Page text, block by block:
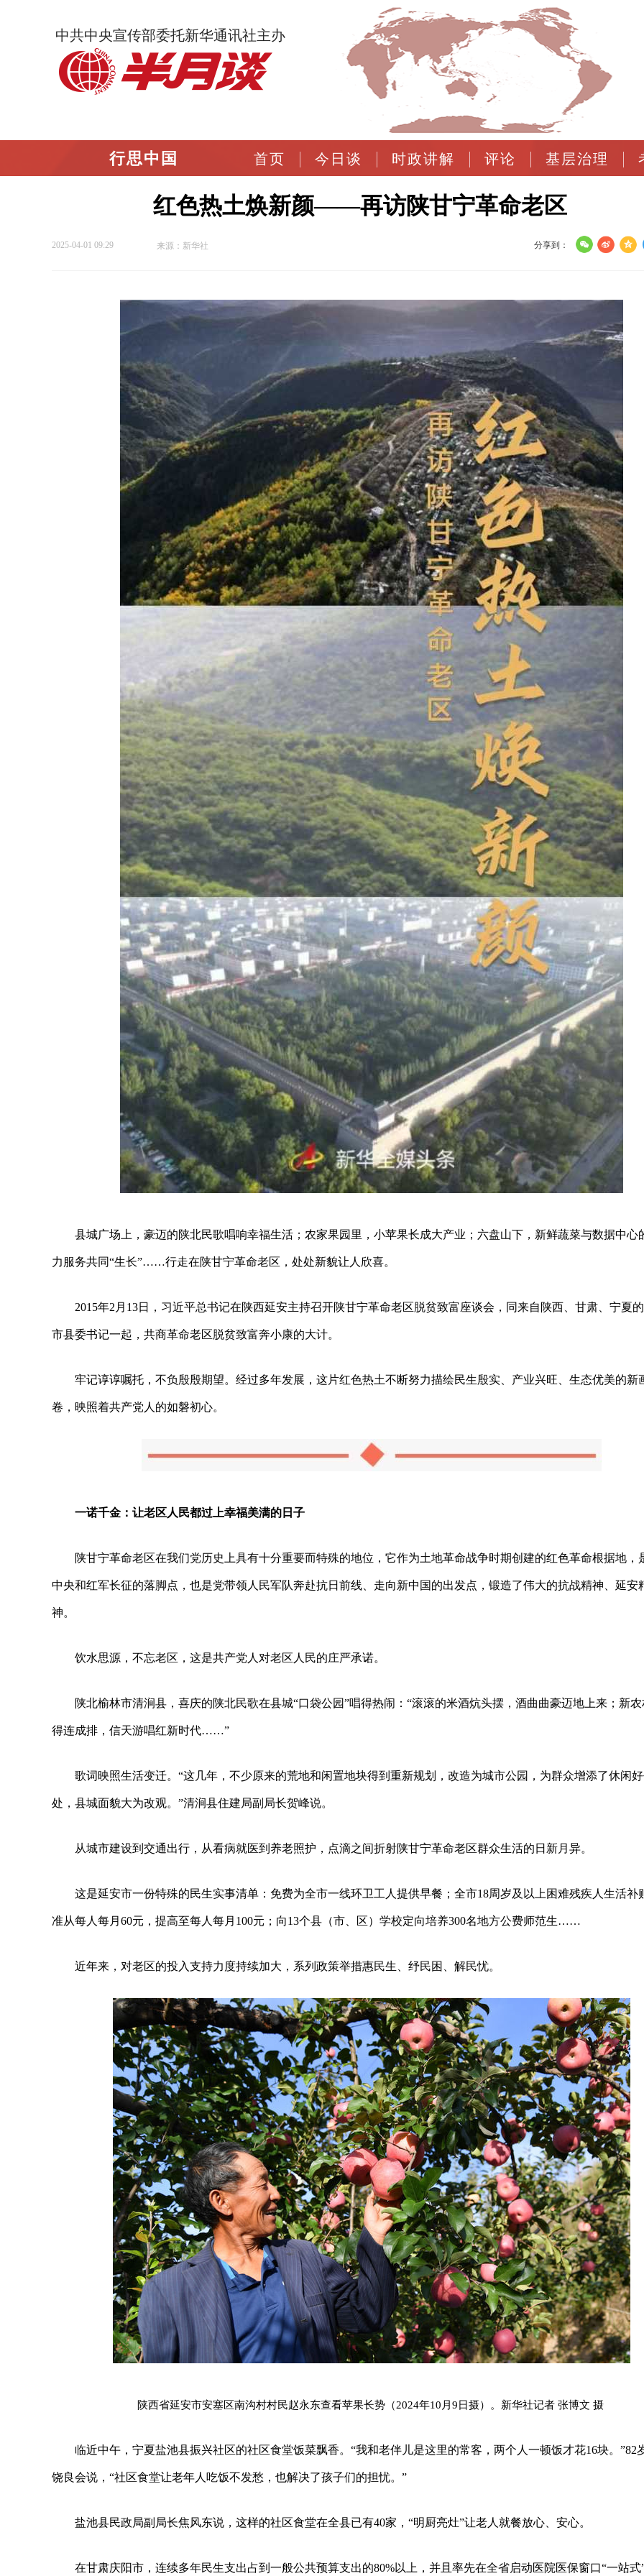
中共中央宣传部委托新华通讯社主办
行思中国 首页 今日谈 时政讲解 评论 基层治理
红色热土焕新颜——再访陕甘宁革命老区
2025-04-01 09:29 来源：新华社 分享到：
县城广场上，豪迈的陕北民歌唱响幸福生活；农家果园里，小苹果长成大产业；六盘山下，新鲜蔬菜与数据中心
力服务共同“生长”……行走在陕甘宁革命老区，处处新貌让人欣喜。
2015年2月13日，习近平总书记在陕西延安主持召开陕甘宁革命老区脱贫致富座谈会，同来自陕西、甘肃、宁夏
市县委书记一起，共商革命老区脱贫致富奔小康的大计。
牢记谆谆嘱托，不负殷殷期望。经过多年发展，这片红色热土不断努力描绘民生殷实、产业兴旺、生态优美的新
卷，映照着共产党人的如磐初心。
一诺千金：让老区人民都过上幸福美满的日子
陕甘宁革命老区在我们党历史上具有十分重要而特殊的地位，它作为土地革命战争时期创建的红色革命根据地，
中央和红军长征的落脚点，也是党带领人民军队奔赴抗日前线、走向新中国的出发点，锻造了伟大的抗战精神、延安
神。
饮水思源，不忘老区，这是共产党人对老区人民的庄严承诺。
陕北榆林市清涧县，喜庆的陕北民歌在县城“口袋公园”唱得热闹：“滚滚的米酒炕头摆，酒曲曲豪迈地上来；新
得连成排，信天游唱红新时代……”
歌词映照生活变迁。“这几年，不少原来的荒地和闲置地块得到重新规划，改造为城市公园，为群众增添了休闲
处，县城面貌大为改观。”清涧县住建局副局长贺峰说。
从城市建设到交通出行，从看病就医到养老照护，点滴之间折射陕甘宁革命老区群众生活的日新月异。
这是延安市一份特殊的民生实事清单：免费为全市一线环卫工人提供早餐；全市18周岁及以上困难残疾人生活补
准从每人每月60元，提高至每人每月100元；向13个县（市、区）学校定向培养300名地方公费师范生……
近年来，对老区的投入支持力度持续加大，系列政策举措惠民生、纾民困、解民忧。
陕西省延安市安塞区南沟村村民赵永东查看苹果长势（2024年10月9日摄）。新华社记者 张博文 摄
临近中午，宁夏盐池县振兴社区的社区食堂饭菜飘香。“我和老伴儿是这里的常客，两个人一顿饭才花16块。”82
饶良会说，“社区食堂让老年人吃饭不发愁，也解决了孩子们的担忧。”
盐池县民政局副局长焦风东说，这样的社区食堂在全县已有40家，“明厨亮灶”让老人就餐放心、安心。
在甘肃庆阳市，连续多年民生支出占到一般公共预算支出的80%以上，并且率先在全省启动医院医保窗口“一站式